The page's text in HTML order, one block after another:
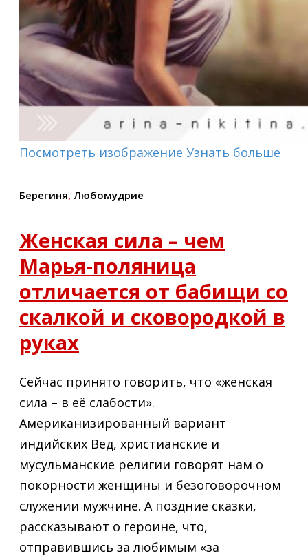
Посмотреть изображение Узнать больше
Берегиня, Любомудрие
Женская сила – чем
Марья-поляница
отличается от бабищи со
скалкой и сковородкой в
руках
Сейчас принято говорить, что «женская
сила – в её слабости».
Американизированный вариант
индийских Вед, христианские и
мусульманские религии говорят нам о
покорности женщины и безоговорочном
служении мужчине. А поздние сказки,
рассказывают о героине, что,
отправившись за любимым «за